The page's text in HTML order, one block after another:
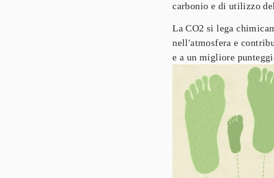
carbonio e di utilizzo
La CO2 si lega
nell'atmosfera e
e a un migliore